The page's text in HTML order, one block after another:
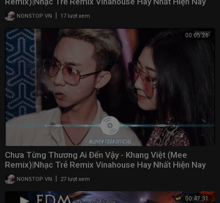
2021NONSTOP VN | 17 lượt xem
00:05:26
Chưa Từng Thương Ai Đến Vậy - Khang Việt (Mee
Remix)|Nhạc Trẻ Remix Vinahouse Hay Nhất Hiện Nay
2021NONSTOP VN 27 lượt xem
00:47:31